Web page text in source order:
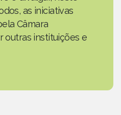
as iniciativas
Câmara
outras instituições e